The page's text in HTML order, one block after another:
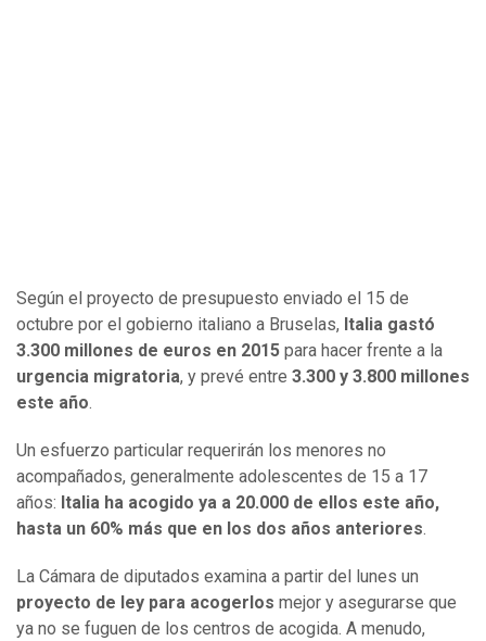
Según el proyecto de presupuesto enviado el 15 de
octubre por el gobierno italiano a Bruselas, Italia gastó
3.300 millones de euros en 2015 para hacer frente a la
urgencia migratoria, y prevé entre 3.300 y 3.800 millones
este año.
Un esfuerzo particular requerirán los menores no
acompañados, generalmente adolescentes de 15 a 17
años: Italia ha acogido ya a 20.000 de ellos este año,
hasta un 60% más que en los dos años anteriores.
La Cámara de diputados examina a partir del lunes un
proyecto de ley para acogerlos mejor y asegurarse que
ya no se fuguen de los centros de acogida. A menudo,